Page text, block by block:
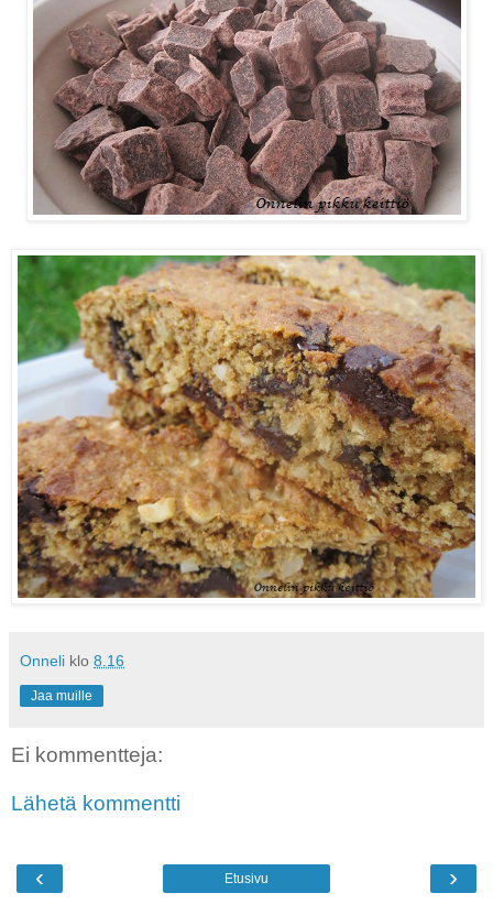
Onneli klo 8.16
Jaa muille
Ei kommentteja:
Lähetä kommentti
‹ ›
Etusivu